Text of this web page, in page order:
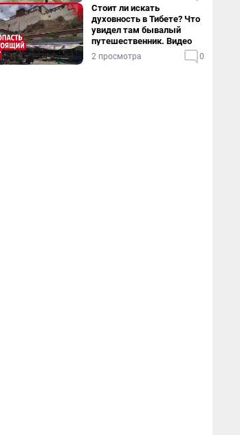
Стоит ли искать
духовность в Тибете? Что
увидел там бывалый
путешественник. Видео
2 просмотра 0